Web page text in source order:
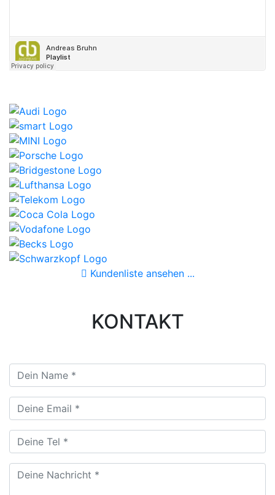
Kundenliste ansehen ...
KONTAKT